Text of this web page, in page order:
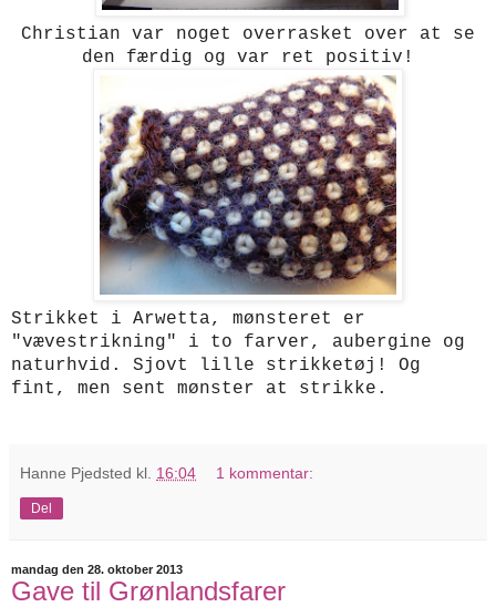
Christian var noget overrasket over at se
den færdig og var ret positiv!
Strikket i Arwetta, mønsteret er
"vævestrikning" i to farver, aubergine og
naturhvid. Sjovt lille strikketøj! Og
fint, men sent mønster at strikke.
Hanne Pjedsted kl. 16:04 1 kommentar:
Del
mandag den 28. oktober 2013
Gave til Grønlandsfarer